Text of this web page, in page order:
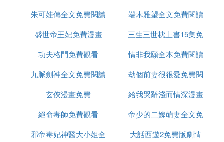
而作為特案組組長的刑警男主角破案邏輯缺失，動不
動就生氣；每個案件幾乎都由法醫憑經驗推斷後便告
破，案件全貌展現有限，案情全靠法醫台詞；此外，
⑸ 骨語2一共多少集
《骨語2》一共有29集
導演:扈耀之
主演:張齡心/高仁/蔡宜達/李翰霖/江安菁/
整免費
朱可娃傳全文免費閱讀
端木雅望全文免費閱讀
盛世帝王妃免費漫畫
三生三世枕上書15集免
費觀看
功夫格鬥免費觀看
情非我願全本免費閱讀
九脈劍神全文免費閱讀
劫個前妻很很愛免費閱
讀
玄俠漫畫免費
給我哭辭淺而情深漫畫
免費六漫畫
絕命毒師免費觀看
帝少的二嫁萌妻全文免
費閱讀
邪帝毒妃神醫大小姐全
大話西遊2免費版劇情